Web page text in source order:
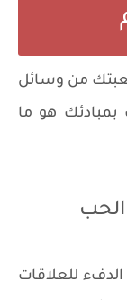
من وسائل
بمبادئك هو ما
للعلاقات